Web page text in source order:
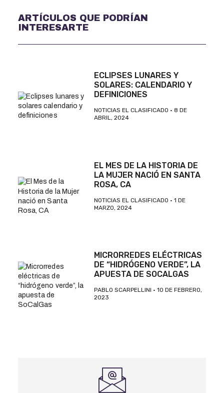
ARTÍCULOS QUE PODRÍAN
INTERESARTE
ECLIPSES LUNARES Y
SOLARES: CALENDARIO Y
DEFINICIONES
NOTICIAS EL CLASIFICADO
8 DE
ABRIL, 2024
EL MES DE LA HISTORIA DE
LA MUJER NACIÓ EN SANTA
ROSA, CA
NOTICIAS EL CLASIFICADO
1 DE
MARZO, 2024
MICRORREDES ELÉCTRICAS
DE “HIDRÓGENO VERDE”, LA
APUESTA DE SOCALGAS
PABLO SCARPELLINI
10 DE FEBRERO,
2023